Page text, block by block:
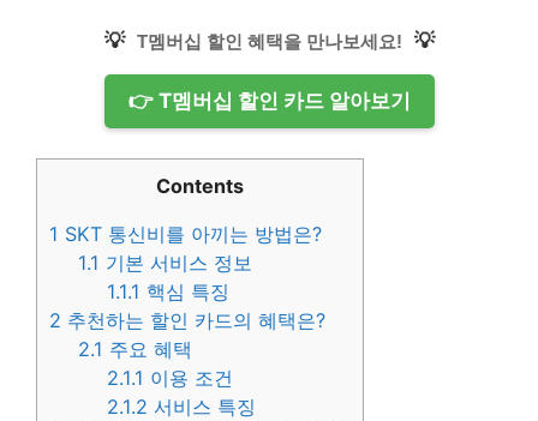
💡 T멤버십 할인 혜택을 만나보세요! 💡
👉 T멤버십 할인 카드 알아보기
Contents
1 SKT 통신비를 아끼는 방법은?
1.1 기본 서비스 정보
1.1.1 핵심 특징
2 추천하는 할인 카드의 혜택은?
2.1 주요 혜택
2.1.1 이용 조건
2.1.2 서비스 특징